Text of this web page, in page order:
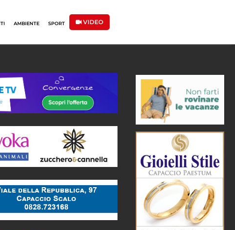
AMBIENTE SPORT VIDEO